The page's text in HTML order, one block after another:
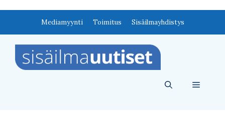
Mediamyynti Toimitus Sisäilmayhdistys
Valikko